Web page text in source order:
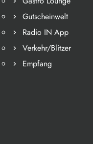
Gutscheinwelt
Radio IN App
Verkehr/Blitzer
Empfang